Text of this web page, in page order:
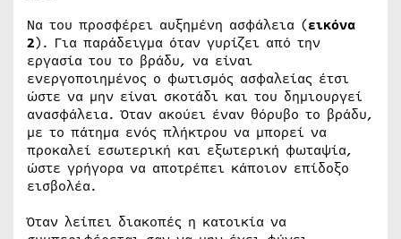
Να του προσφέρει αυξημένη ασφάλεια (εικόνα
2). Για παράδειγμα όταν γυρίζει από την
εργασία του το βράδυ, να είναι
ενεργοποιημένος ο φωτισμός ασφαλείας έτσι
ώστε να μην είναι σκοτάδι και του δημιουργεί
ανασφάλεια. Όταν ακούει έναν θόρυβο το βράδυ,
με το πάτημα ενός πλήκτρου να μπορεί να
προκαλεί εσωτερική και εξωτερική φωταψία,
ώστε γρήγορα να αποτρέπει κάποιον επίδοξο
εισβολέα.
Όταν λείπει διακοπές η κατοικία να